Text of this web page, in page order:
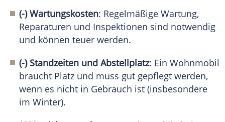
(-) Wartungskosten: Regelmäßige Wartung,
Reparaturen und Inspektionen sind notwendig
und können teuer werden.
(-) Standzeiten und Abstellplatz: Ein Wohnmobil
braucht Platz und muss gut gepflegt werden,
wenn es nicht in Gebrauch ist (insbesondere
im Winter).